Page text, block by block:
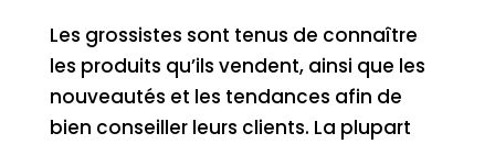
Les grossistes sont tenus de connaître
les produits qu’ils vendent, ainsi que les
nouveautés et les tendances afin de
bien conseiller leurs clients. La plupart